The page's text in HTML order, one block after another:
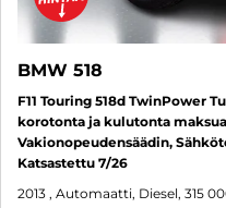
BMW 518
F11 Touring 518d TwinPower
korotonta ja kulutonta
Vakionopeudensäädin,
Katsastettu 7/26
2013 , Automaatti, Diesel, 315